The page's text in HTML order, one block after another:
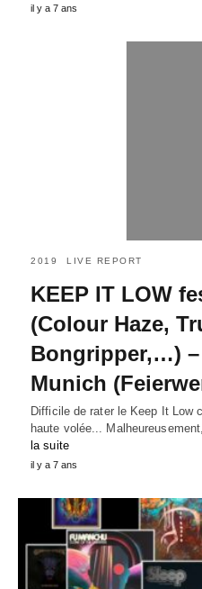
il y a 7 ans
2019 LIVE REPORT
KEEP IT LOW
(Colour Haze,
Bongripper,…) –
Munich
Difficile de rater le Keep It Low
haute volée...
la suite
il y a 7 ans